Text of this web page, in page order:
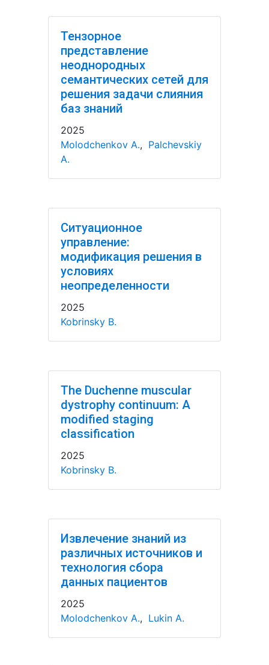
Тензорное
представление
неоднородных
семантических сетей для
решения задачи слияния
баз знаний
2025
Molodchenkov A., Palchevskiy
A.
Ситуационное
управление:
модификация решения в
условиях
неопределенности
2025
Kobrinsky B.
The Duchenne muscular
dystrophy continuum: A
modified staging
classification
2025
Kobrinsky B.
Извлечение знаний из
различных источников и
технология сбора
данных пациентов
2025
Molodchenkov A., Lukin A.